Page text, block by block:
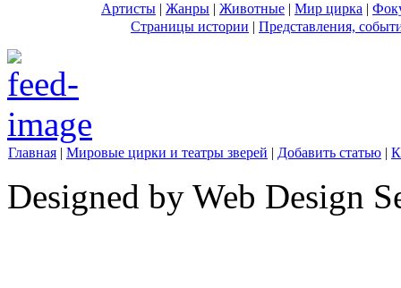
Артисты | Жанры | Животные | Мир цирка |
Страницы истории | Представления,
Главная | Мировые цирки и театры зверей | Добавить статью |
Designed by Web Design